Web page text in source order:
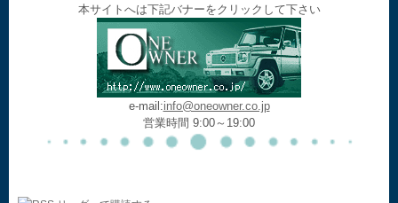
本サイトへは下記バナーをクリックして下さい
e-mail:info@oneowner.co.jp
営業時間 9:00～19:00